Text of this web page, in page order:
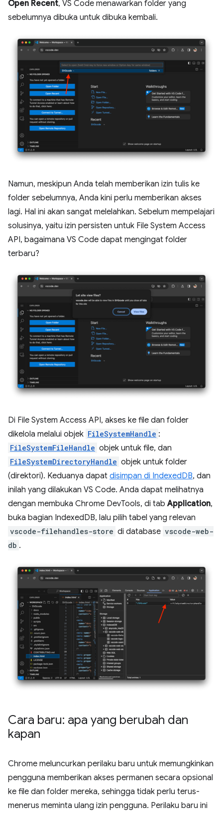
Open Recent, VS Code menawarkan folder yang
sebelumnya dibuka untuk dibuka kembali.
Namun, meskipun Anda telah memberikan izin tulis ke
folder sebelumnya, Anda kini perlu memberikan akses
lagi. Hal ini akan sangat melelahkan. Sebelum mempelajari
solusinya, yaitu izin persisten untuk File System Access
API, bagaimana VS Code dapat mengingat folder
terbaru?
Di File System Access API, akses ke file dan folder
dikelola melalui objek FileSystemHandle :
FileSystemFileHandle objek untuk file, dan
FileSystemDirectoryHandle objek untuk folder
(direktori). Keduanya dapat disimpan di IndexedDB, dan
inilah yang dilakukan VS Code. Anda dapat melihatnya
dengan membuka Chrome DevTools, di tabApplication,
buka bagian IndexedDB, lalu pilih tabel yang relevan
vscode-filehandles-store di database vscode-web-
db .
Cara baru: apa yang berubah dan
kapan
Chrome meluncurkan perilaku baru untuk memungkinkan
pengguna memberikan akses permanen secara opsional
ke file dan folder mereka, sehingga tidak perlu terus-
menerus meminta ulang izin pengguna. Perilaku baru ini